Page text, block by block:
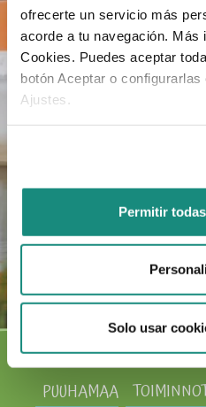
ofrecerte un servicio más
acorde a tu navegación. Más
Cookies. Puedes aceptar
botón Aceptar o
Ajustes.
Permitir
Solo usar
PUUHAMAA